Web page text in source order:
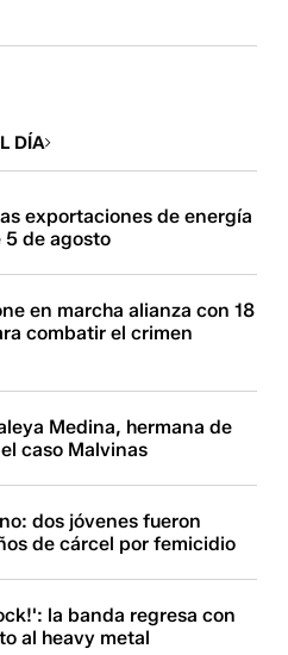
DÍA
exportaciones de energía
5 de agosto
en marcha alianza con 18
combatir el crimen
Medina, hermana de
caso Malvinas
dos jóvenes fueron
de cárcel por femicidio
la banda regresa con
al heavy metal